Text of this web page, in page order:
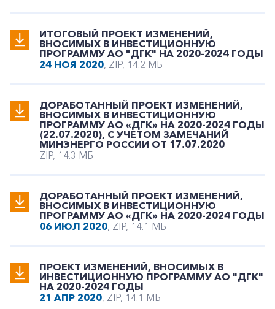
ИТОГОВЫЙ ПРОЕКТ ИЗМЕНЕНИЙ,
ВНОСИМЫХ В ИНВЕСТИЦИОННУЮ
ПРОГРАММУ АО "ДГК" НА 2020-2024 ГОДЫ
24 НОЯ 2020, ZIP, 14.2 МБ
ДОРАБОТАННЫЙ ПРОЕКТ ИЗМЕНЕНИЙ,
ВНОСИМЫХ В ИНВЕСТИЦИОННУЮ
ПРОГРАММУ АО «ДГК» НА 2020-2024 ГОДЫ
(22.07.2020), С УЧЕТОМ ЗАМЕЧАНИЙ
МИНЭНЕРГО РОССИИ ОТ 17.07.2020
ZIP, 14.3 МБ
ДОРАБОТАННЫЙ ПРОЕКТ ИЗМЕНЕНИЙ,
ВНОСИМЫХ В ИНВЕСТИЦИОННУЮ
ПРОГРАММУ АО «ДГК» НА 2020-2024 ГОДЫ
06 ИЮЛ 2020, ZIP, 14.1 МБ
ПРОЕКТ ИЗМЕНЕНИЙ, ВНОСИМЫХ В
ИНВЕСТИЦИОННУЮ ПРОГРАММУ АО "ДГК"
НА 2020-2024 ГОДЫ
21 АПР 2020, ZIP, 14.1 МБ